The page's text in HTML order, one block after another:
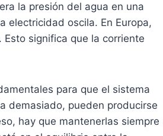
la presión del agua en una
electricidad oscila. En Europa,
significa que la corriente
para que el sistema
demasiado, pueden producirse
hay que mantenerlas siempre